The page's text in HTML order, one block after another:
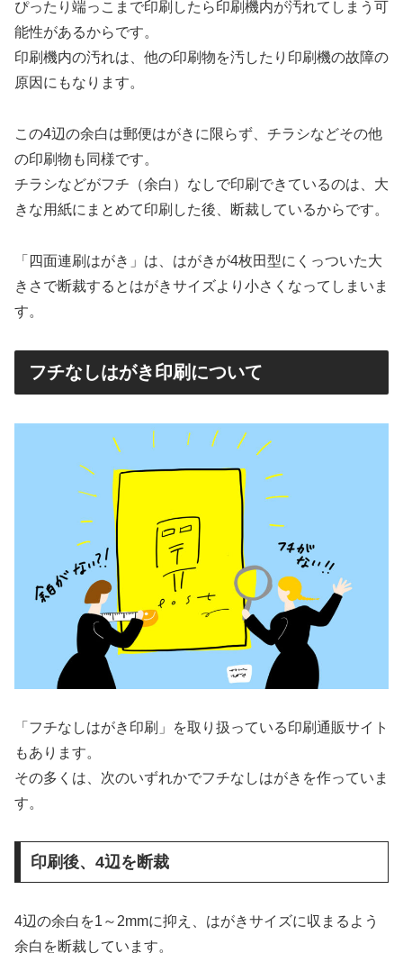
ぴったり端っこまで印刷したら印刷機内が汚れてしまう可
能性があるからです。
印刷機内の汚れは、他の印刷物を汚したり印刷機の故障の
原因にもなります。
この4辺の余白は郵便はがきに限らず、チラシなどその他
の印刷物も同様です。
チラシなどがフチ（余白）なしで印刷できているのは、大
きな用紙にまとめて印刷した後、断裁しているからです。
「四面連刷はがき」は、はがきが4枚田型にくっついた大
きさで断裁するとはがきサイズより小さくなってしまいま
す。
フチなしはがき印刷について
「フチなしはがき印刷」を取り扱っている印刷通販サイト
もあります。
その多くは、次のいずれかでフチなしはがきを作っていま
す。
印刷後、4辺を断裁
4辺の余白を1～2mmに抑え、はがきサイズに収まるよう
余白を断裁しています。